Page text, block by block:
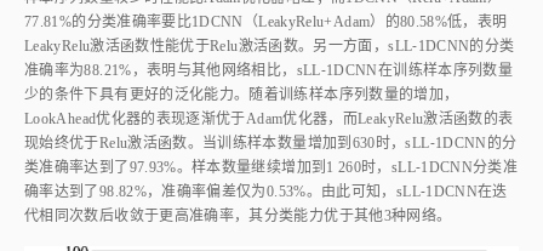
77.81%的分类准确率要比1DCNN（LeakyRelu+Adam）的80.58%低，表明
LeakyRelu激活函数性能优于Relu激活函数。另一方面，sLL⁃1DCNN的分类
准确率为88.21%，表明与其他网络相比，sLL⁃1DCNN在训练样本序列数量
少的条件下具有更好的泛化能力。随着训练样本序列数量的增加，
LookAhead优化器的表现逐渐优于Adam优化器，而LeakyRelu激活函数的表
现始终优于Relu激活函数。当训练样本数量增加到630时，sLL⁃1DCNN的分
类准确率达到了97.93%。样本数量继续增加到1 260时，sLL⁃1DCNN分类准
确率达到了98.82%，准确率偏差仅为0.53%。由此可知，sLL⁃1DCNN在迭
代相同次数后收敛于更高准确率，其分类能力优于其他3种网络。